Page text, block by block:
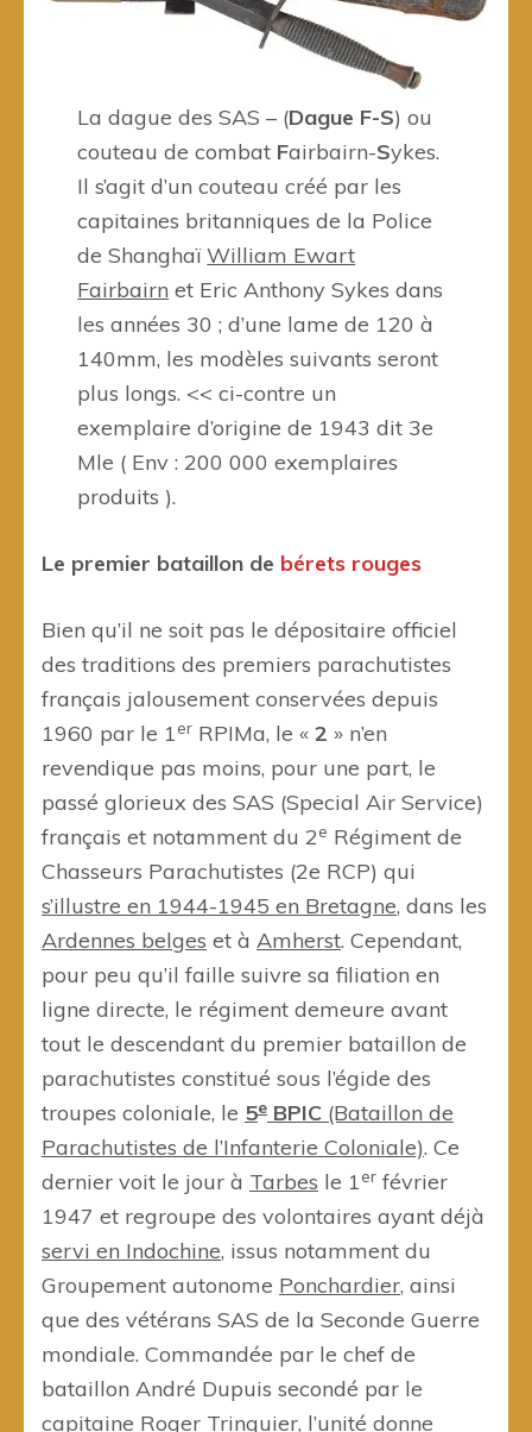
La dague des SAS – (Dague F-S) ou
couteau de combat Fairbairn-Sykes.
Il s’agit d’un couteau créé par les
capitaines britanniques de la Police
de ShanghaïWilliam Ewart
Fairbairn et Eric Anthony Sykes dans
les années 30 ; d’une lame de 120 à
140mm, les modèles suivants seront
plus longs. << ci-contre un
exemplaire d’origine de 1943 dit 3e
Mle ( Env : 200 000 exemplaires
produits ).
Le premier bataillon de bérets rouges
Bien qu’il ne soit pas le dépositaire officiel
des traditions des premiers parachutistes
français jalousement conservées depuis
1960 par le 1er RPIMa, le « 2 » n’en
revendique pas moins, pour une part, le
passé glorieux des SAS (Special Air Service)
français et notamment du 2e Régiment de
Chasseurs Parachutistes (2e RCP) qui
s’illustre en 1944-1945 en Bretagne, dans les
Ardennes belges et à Amherst. Cependant,
pour peu qu’il faille suivre sa filiation en
ligne directe, le régiment demeure avant
tout le descendant du premier bataillon de
parachutistes constitué sous l’égide des
troupes coloniale, le 5e BPIC (Bataillon de
Parachutistes de l’Infanterie Coloniale). Ce
dernier voit le jour à Tarbes le 1er février
1947 et regroupe des volontaires ayant déjà
servi en Indochine, issus notamment du
Groupement autonome Ponchardier, ainsi
que des vétérans SAS de la Seconde Guerre
mondiale. Commandée par le chef de
bataillon André Dupuis secondé par le
capitaine Roger Trinquier, l’unité donne